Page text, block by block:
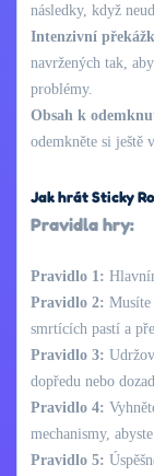
následky, když
Intenzivní
navržených tak,
problémy.
Obsah k
odemkněte si ještě
Jak hrát Sticky
Pravidla hry:
Pravidlo 1:
Pravidlo 2: Musíte
smrtících pastí a
Pravidlo 3:
dopředu nebo
Pravidlo 4:
mechanismy,
Pravidlo 5: